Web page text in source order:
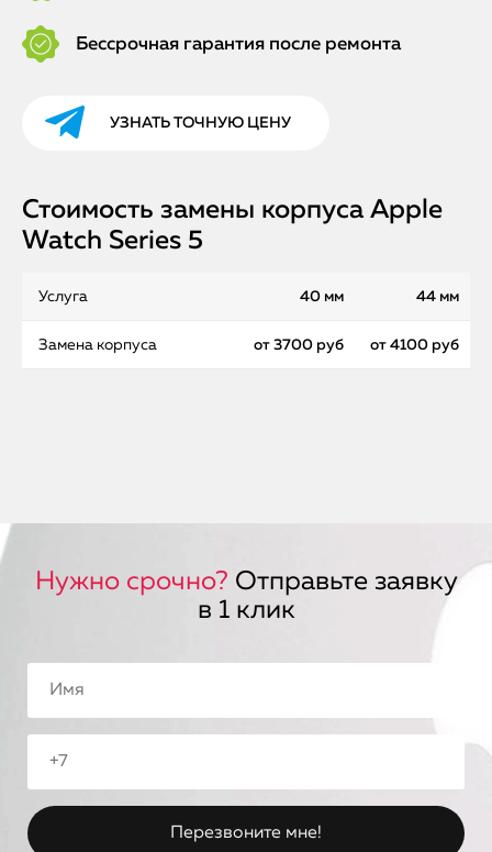
Бессрочная гарантия после ремонта
УЗНАТЬ ТОЧНУЮ ЦЕНУ
Стоимость замены корпуса Apple
Watch Series 5
Услуга 40 мм 44 мм
Замена корпуса от 3700 руб от 4100 руб
Нужно срочно? Отправьте заявку
в 1 клик